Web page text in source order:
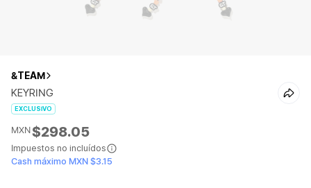
&TEAM
KEYRING
EXCLUSIVO
MXN$298.05
Impuestos no incluídos
Cash máximo MXN $3.15